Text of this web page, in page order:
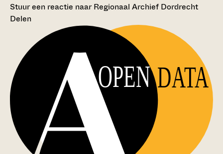
Stuur een reactie naar Regionaal Archief Dordrecht
Delen
OPEN DATA